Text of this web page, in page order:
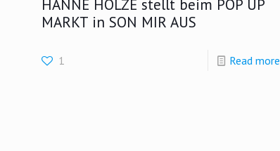
HANNE HOLZE stellt beim POP UP
MARKT in SON MIR AUS
1 Read more